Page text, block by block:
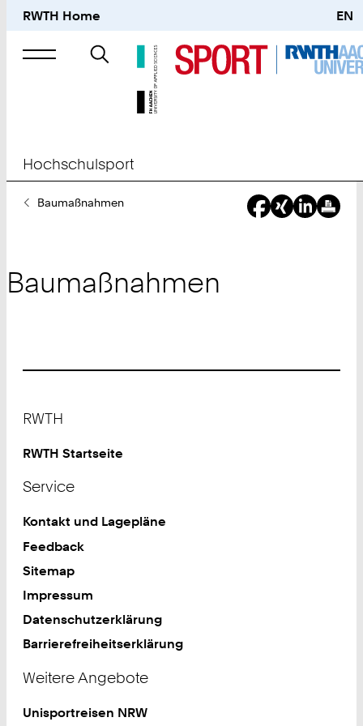
RWTH Home EN
Suche
nach
Hochschulsport
SieBaumaßnahmen
Baumaßnahmen
RWTH
RWTH Startseite
Service
Kontakt und Lagepläne
Feedback
Sitemap
Impressum
Datenschutzerklärung
Barrierefreiheitserklärung
Weitere Angebote
Unisportreisen NRW